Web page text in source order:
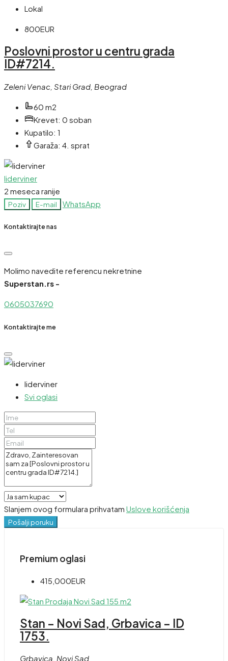
Lokal
800EUR
Poslovni prostor u centru grada
ID#7214.
Zeleni Venac, Stari Grad, Beograd
60 m2
Krevet: 0 soban
Kupatilo: 1
Garaža: 4. sprat
liderviner
2 meseca ranije
Poziv E-mail WhatsApp
Kontaktirajte nas
Molimo navedite referencu nekretnine
Superstan.rs -
0605037690
Kontaktirajte me
liderviner
Svi oglasi
Slanjem ovog formulara prihvatam Uslove korišćenja
Pošalji poruku
Premium oglasi
415,000EUR
Stan – Novi Sad, Grbavica – ID
1753.
Grbavica, Novi Sad